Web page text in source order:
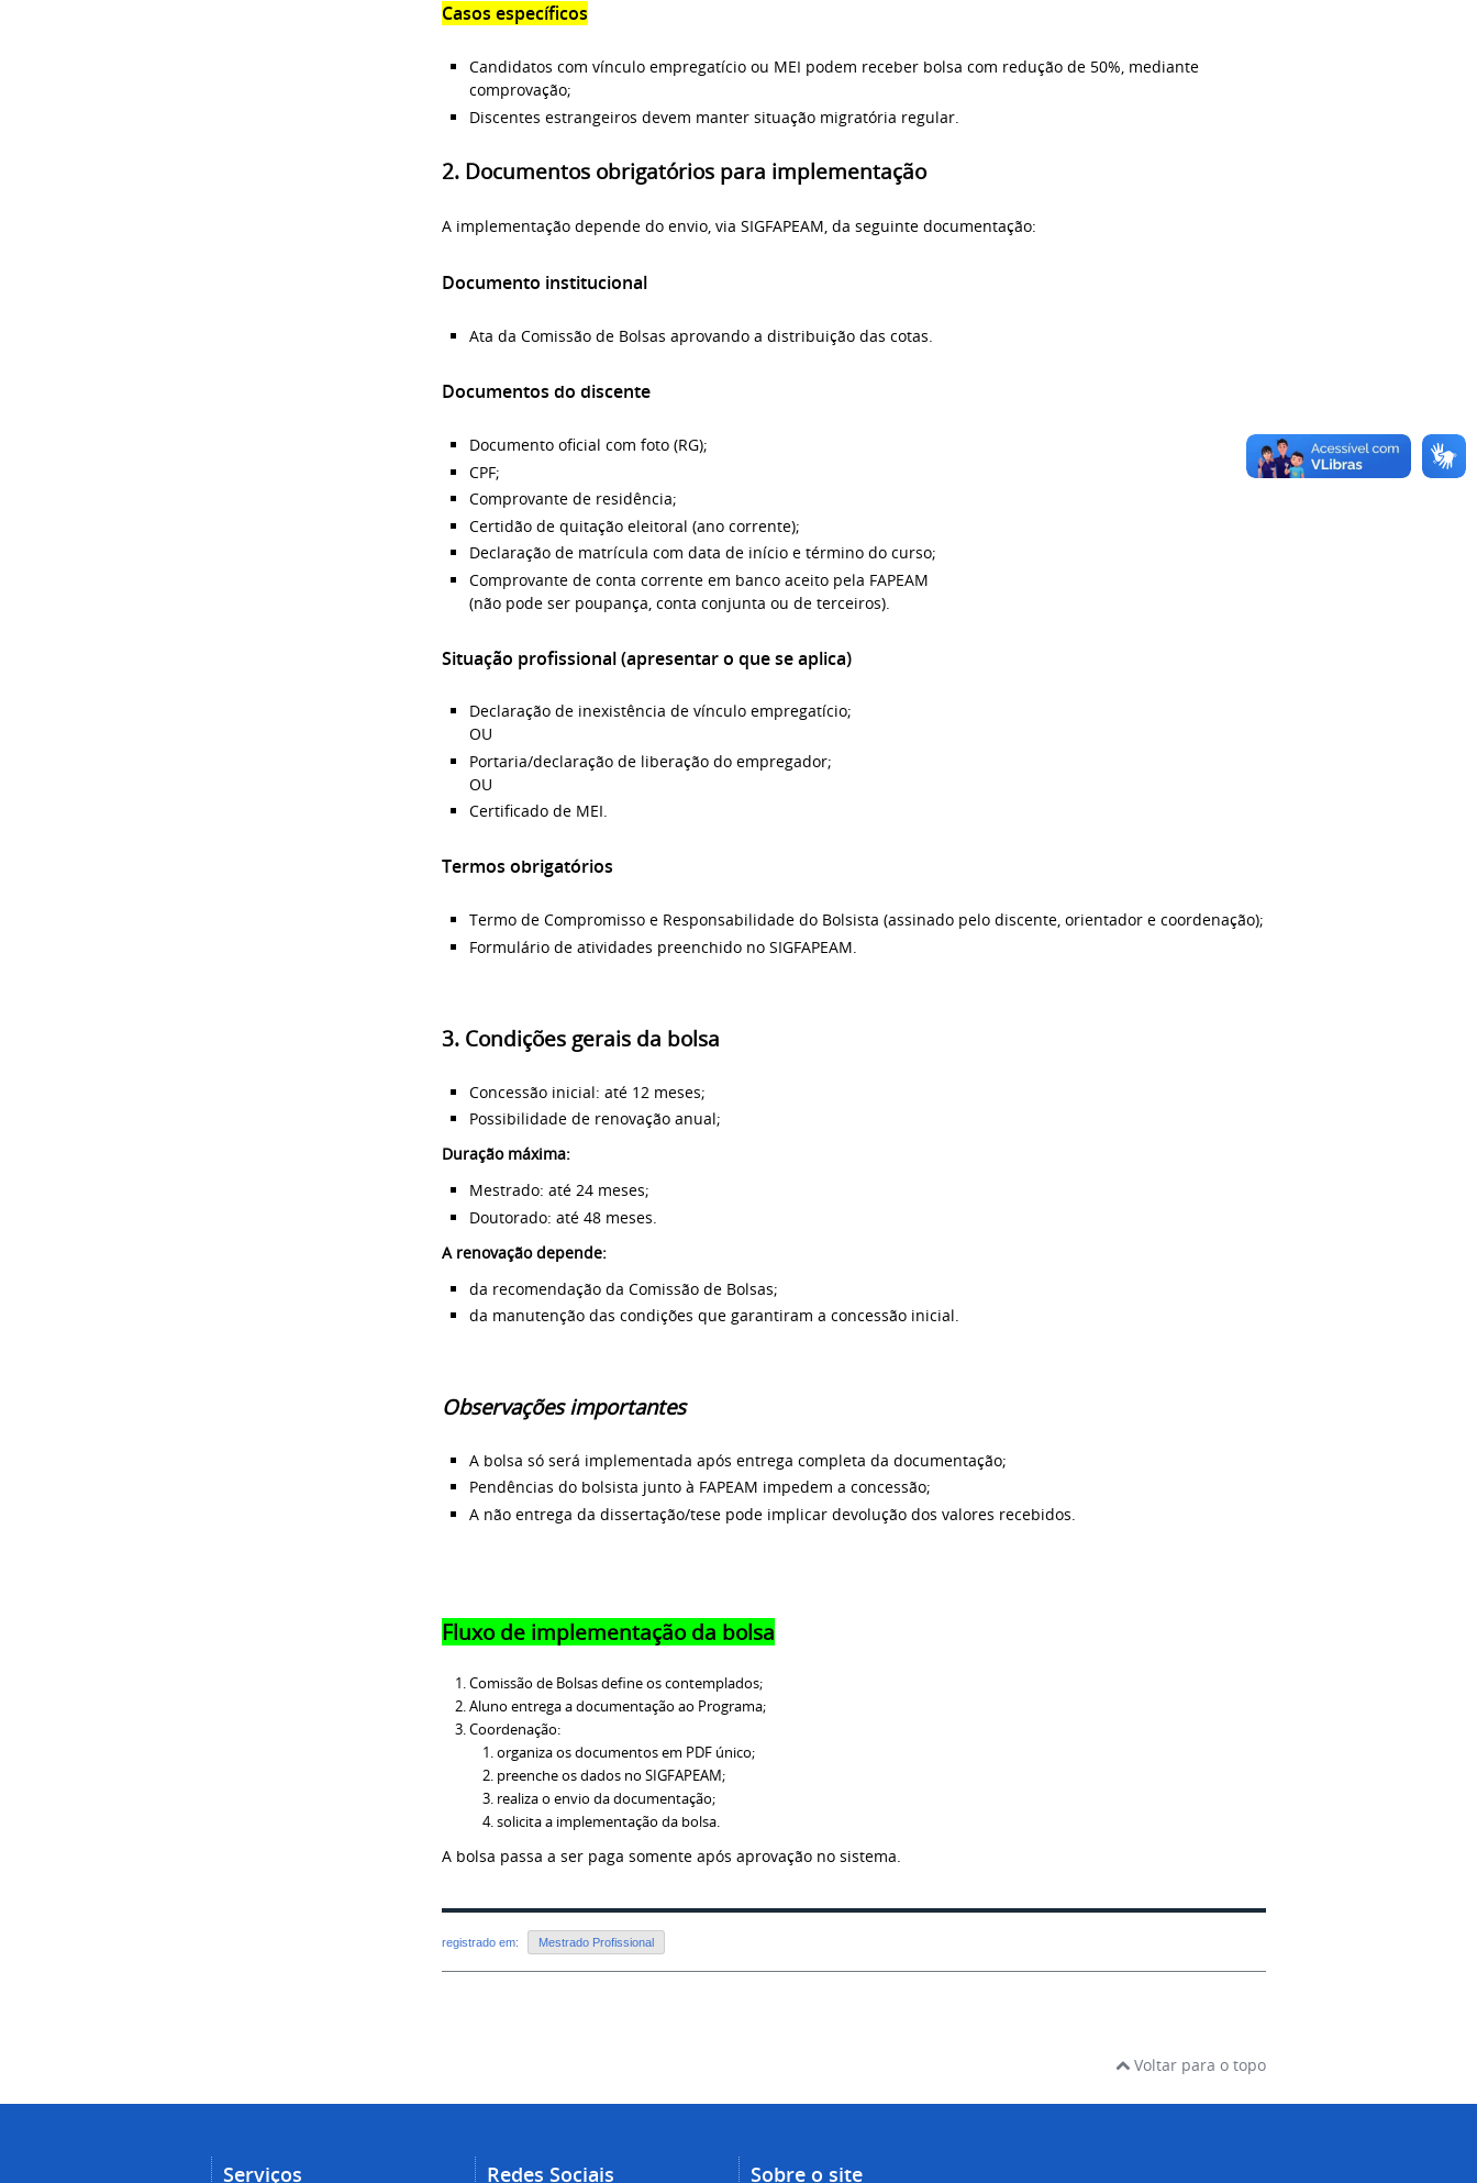
Casos específicos
Candidatos com vínculo empregatício ou MEI podem receber bolsa com redução de 50%, mediante
comprovação;
Discentes estrangeiros devem manter situação migratória regular.
2. Documentos obrigatórios para implementação
A implementação depende do envio, via SIGFAPEAM, da seguinte documentação:
Documento institucional
Ata da Comissão de Bolsas aprovando a distribuição das cotas.
Documentos do discente
Documento oficial com foto (RG);
CPF;
Comprovante de residência;
Certidão de quitação eleitoral (ano corrente);
Declaração de matrícula com data de início e término do curso;
Comprovante de conta corrente em banco aceito pela FAPEAM
(não pode ser poupança, conta conjunta ou de terceiros).
Situação profissional (apresentar o que se aplica)
Declaração de inexistência de vínculo empregatício;
OU
Portaria/declaração de liberação do empregador;
OU
Certificado de MEI.
Termos obrigatórios
Termo de Compromisso e Responsabilidade do Bolsista (assinado pelo discente, orientador e coordenação);
Formulário de atividades preenchido no SIGFAPEAM.
3. Condições gerais da bolsa
Concessão inicial: até 12 meses;
Possibilidade de renovação anual;
Duração máxima:
Mestrado: até 24 meses;
Doutorado: até 48 meses.
A renovação depende:
da recomendação da Comissão de Bolsas;
da manutenção das condições que garantiram a concessão inicial.
Observações importantes
A bolsa só será implementada após entrega completa da documentação;
Pendências do bolsista junto à FAPEAM impedem a concessão;
A não entrega da dissertação/tese pode implicar devolução dos valores recebidos.
Fluxo de implementação da bolsa
Comissão de Bolsas define os contemplados;
Aluno entrega a documentação ao Programa;
Coordenação:
organiza os documentos em PDF único;
preenche os dados no SIGFAPEAM;
realiza o envio da documentação;
solicita a implementação da bolsa.
A bolsa passa a ser paga somente após aprovação no sistema.
registrado em: Mestrado Profissional
Voltar para o topo
Serviços Redes Sociais Sobre o site